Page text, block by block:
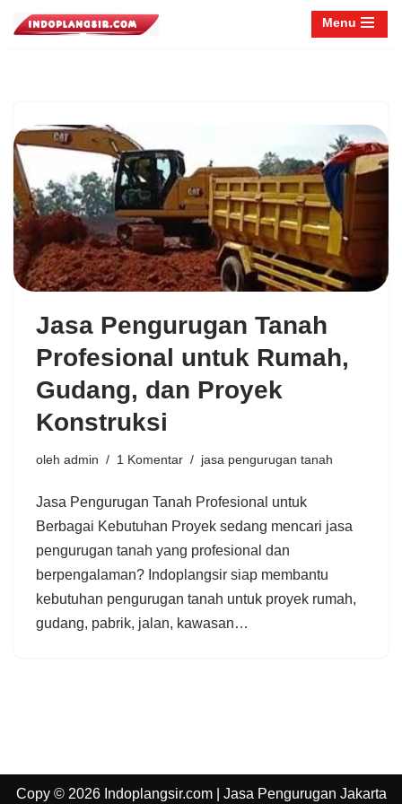
Menu
Jasa Pengurugan Tanah
Profesional untuk Rumah,
Gudang, dan Proyek
Konstruksi
oleh admin 1 Komentar jasa pengurugan tanah
Jasa Pengurugan Tanah Profesional untuk
Berbagai Kebutuhan Proyek sedang mencari jasa
pengurugan tanah yang profesional dan
berpengalaman? Indoplangsir siap membantu
kebutuhan pengurugan tanah untuk proyek rumah,
gudang, pabrik, jalan, kawasan…
Copy © 2026 Indoplangsir.com | Jasa Pengurugan Jakarta